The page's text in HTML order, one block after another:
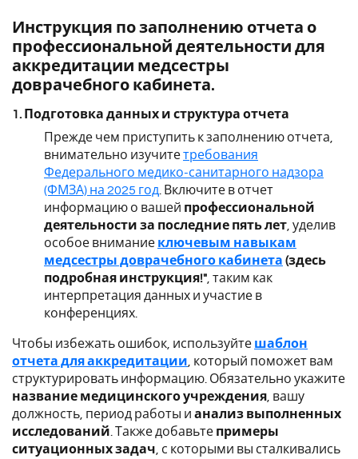
Инструкция по заполнению отчета о
профессиональной деятельности для
аккредитации медсестры
доврачебного кабинета.
1. Подготовка данных и структура отчета
Прежде чем приступить к заполнению отчета,
внимательно изучитетребования
Федерального медико-санитарного надзора
(ФМЗА) на 2025 год . Включите в отчет
информацию о вашей профессиональной
деятельности за последние пять лет , уделив
особое внимание ключевым навыкам
медсестры доврачебного кабинета (здесь
подробная инструкция!" , таким как
интерпретация данных и участие в
конференциях.
Чтобы избежать ошибок, используйте шаблон
отчета для аккредитации , который поможет вам
структурировать информацию. Обязательно укажите
название медицинского учреждения , вашу
должность, период работы и анализ выполненных
исследований . Также добавьте примеры
ситуационных задач , с которыми вы сталкивались